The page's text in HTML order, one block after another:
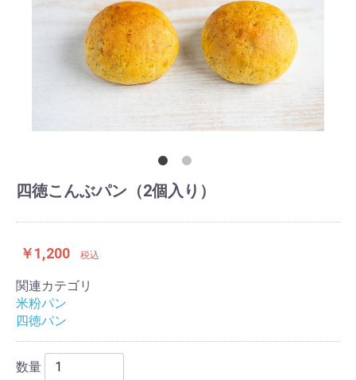
四徳こんぶパン（2個入り）
￥1,200 税込
関連カテゴリ
米粉パン
四徳パン
数量